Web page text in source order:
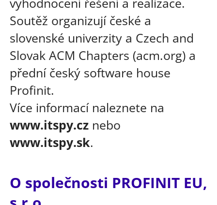
Soutěž organizují české a
slovenské univerzity a Czech and
Slovak ACM Chapters (acm.org) a
přední český software house
Profinit.
Více informací naleznete na
www.itspy.cz nebo
www.itspy.sk.
O společnosti PROFINIT EU,